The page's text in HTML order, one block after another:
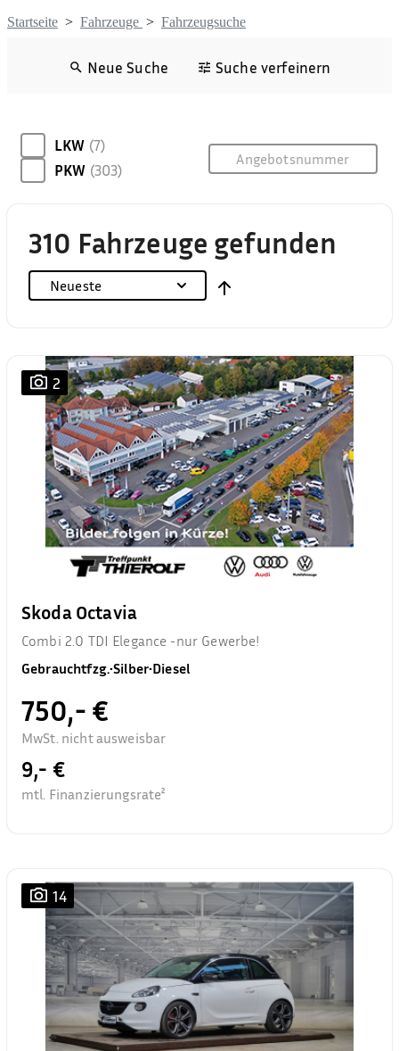
Startseite > Fahrzeuge > Fahrzeugsuche
Neue Suche Suche verfeinern
LKW (7)
PKW (303)
310 Fahrzeuge gefunden
Neueste
2
Skoda Octavia
Combi 2.0 TDI Elegance -nur Gewerbe!
Gebrauchtfzg.•Silber•Diesel
750,- €
MwSt. nicht ausweisbar
9,- €
mtl. Finanzierungsrate²
14